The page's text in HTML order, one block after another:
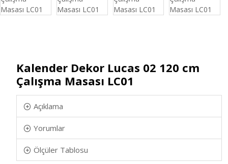
Kalender Dekor Lucas 02 120 cm
Çalışma Masası LC01
Açıklama
Yorumlar
Ölçüler Tablosu